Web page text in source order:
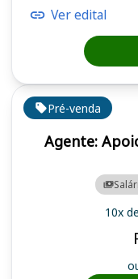
Pré-venda
Agente:
10x de
Ver edital